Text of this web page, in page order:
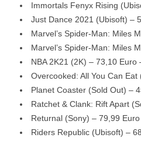
Immortals Fenyx Rising
Just Dance 2021 (Ubisoft) –
Marvel’s Spider-Man: Miles
Marvel’s Spider-Man: Miles
NBA 2K21 (2K) – 73,10 Euro
Overcooked: All You Can
Planet Coaster (Sold Out) –
Ratchet & Clank: Rift Apart
Returnal (Sony) – 79,99
Riders Republic (Ubisoft) –